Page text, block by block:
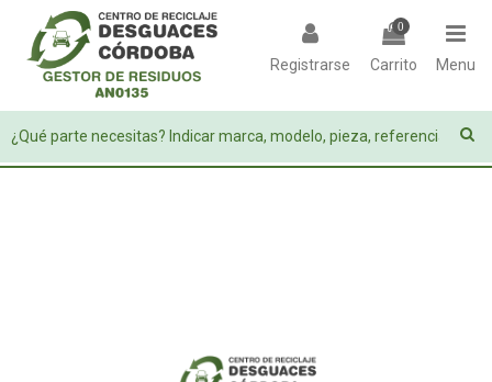
Registrarse
0
Carrito Menu